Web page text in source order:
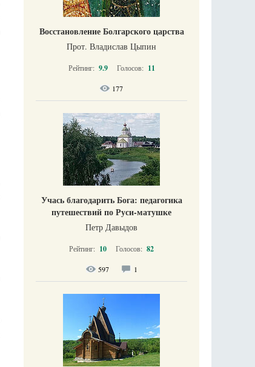
Восстановление Болгарского царства
Прот. Владислав Цыпин
Рейтинг: 9.9 Голосов: 11
177
Учась благодарить Бога: педагогика
путешествий по Руси-матушке
Петр Давыдов
Рейтинг: 10 Голосов: 82
597 1